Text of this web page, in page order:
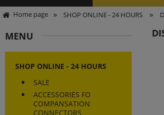
Home page » SHOP ONLINE - 24 HOURS »
MENU
SHOP ONLINE - 24 HOURS
SALE
ACCESSORIES FO
COMPANSATION
CONNECTORS